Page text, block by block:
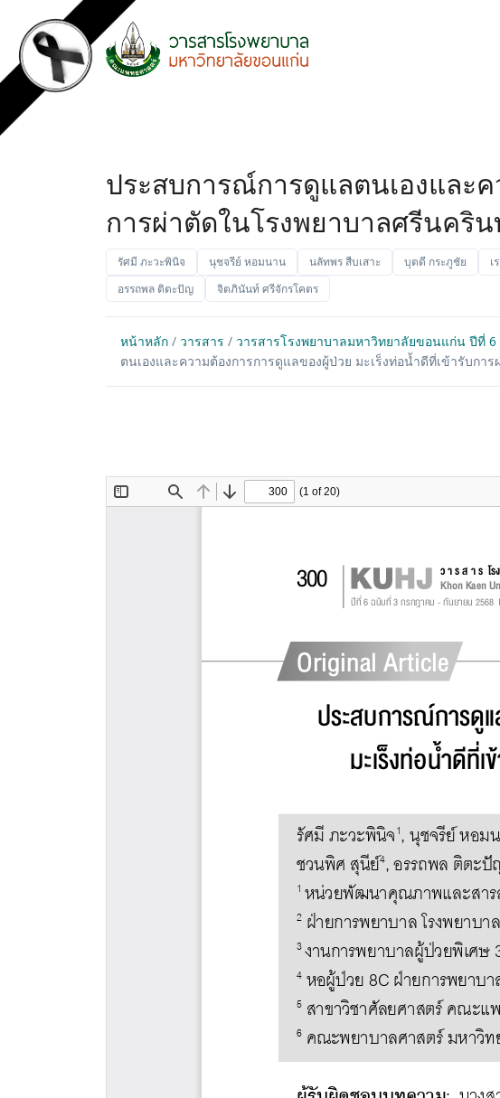
ประสบการณ์การดูแลตนเองและ
การผ่าตัดในโรงพยาบาลศรีนคริ
รัศมี ภะวะพินิจ นุชจรีย์ หอมนาน นลัทพร สืบเสาะ บุตดี กระภูชัย เ
อรรถพล ติตะปัญ
จิตภินันท์ ศรีจักรโคตร
หน้าหลัก / วารสาร / วารสารโรงพยาบาลมหาวิทยาลัยขอนแก่น ปีที่
ตนเองและความต้องการการดูแลของผู้ป่วย มะเร็งท่อน้ำดีที่เข้ารับกา